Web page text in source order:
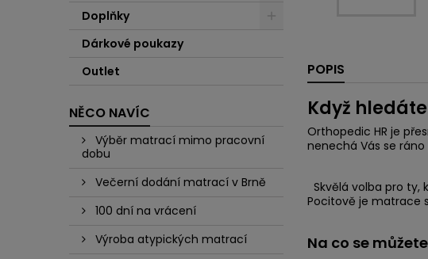
Doplňky
Dárkové poukazy
Outlet
NĚCO NAVÍC
Výběr matrací mimo pracovní
dobu
Večerní dodání matrací v Brně
100 dní na vrácení
Výroba atypických matrací
POPIS
Když
Orthopedic HR je
nenechá Vás se
Skvělá volba pro ty,
Pocitově je matrace
Na co se